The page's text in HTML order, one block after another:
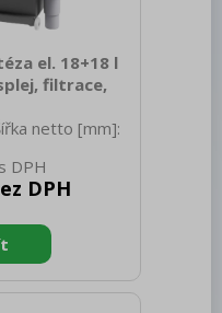
el. 18+18 l
filtrace,
netto [mm]:
netto [kg]:
100 Hloubka
158.00 Typ
zařízení
Podstolová
DPH